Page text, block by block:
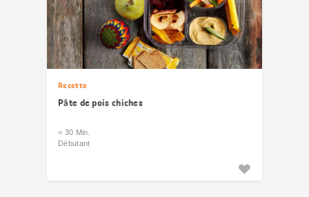
Recette
Pâte de pois chiches
< 30 Min.
Débutant